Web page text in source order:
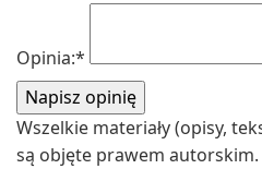
Opinia:*
Wszelkie materiały (opisy,
są objęte prawem